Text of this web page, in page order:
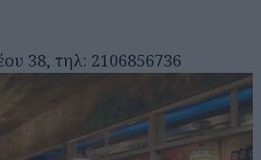
38, τηλ: 2106856736